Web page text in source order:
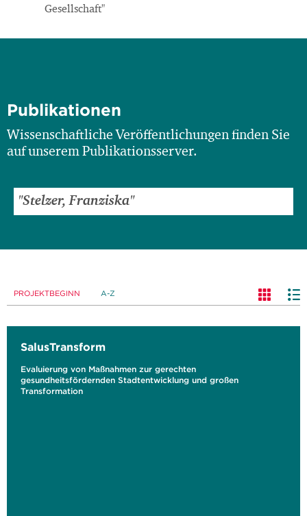
Gesellschaft"
Publikationen
Wissenschaftliche Veröffentlichungen finden Sie
auf unserem Publikationsserver.
PROJEKTBEGINN A-Z
SalusTransform
Evaluierung von Maßnahmen zur gerechten
gesundheitsfördernden Stadtentwicklung und großen
Transformation